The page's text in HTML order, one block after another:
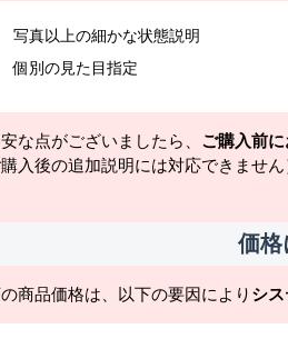
写真以上の細かな状態説明
個別の見た目指定
な点がございましたら、 ご購入前に
購入後の追加説明には対応できません
価格
商品価格は、以下の要因により シ